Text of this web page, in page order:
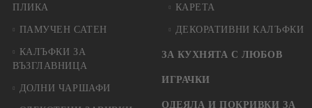
ПЛИКА
ПАМУЧЕН САТЕН
КАЛЪФКИ ЗА
ВЪЗГЛАВНИЦА
ДОЛНИ ЧАРШАФИ
КАРЕТА
ДЕКОРАТИВНИ КАЛЪФКИ
ЗА КУХНЯТА С ЛЮБОВ
ИГРАЧКИ
ОДЕЯЛА И ПОКРИВКИ ЗА